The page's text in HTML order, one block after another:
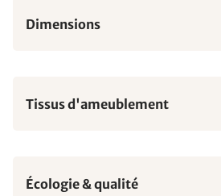
Dimensions
Tissus d'ameublement
Écologie & qualité